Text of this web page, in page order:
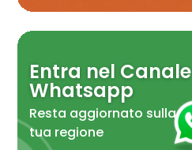
Entra nel Canale
Whatsapp
Resta aggiornato sulla
tua regione